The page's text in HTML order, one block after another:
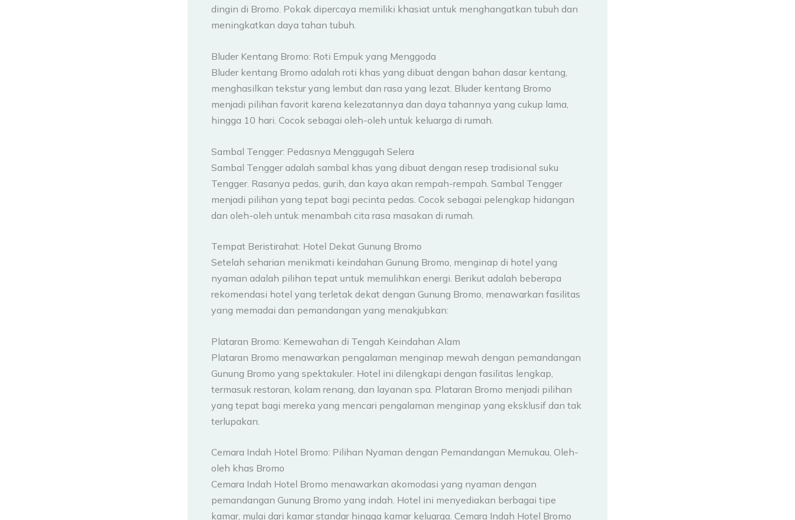
dingin di Bromo. Pokak dipercaya memiliki khasiat untuk menghangatkan tubuh dan
meningkatkan daya tahan tubuh.
Bluder Kentang Bromo: Roti Empuk yang Menggoda
Bluder kentang Bromo adalah roti khas yang dibuat dengan bahan dasar kentang,
menghasilkan tekstur yang lembut dan rasa yang lezat. Bluder kentang Bromo
menjadi pilihan favorit karena kelezatannya dan daya tahannya yang cukup lama,
hingga 10 hari. Cocok sebagai oleh-oleh untuk keluarga di rumah.
Sambal Tengger: Pedasnya Menggugah Selera
Sambal Tengger adalah sambal khas yang dibuat dengan resep tradisional suku
Tengger. Rasanya pedas, gurih, dan kaya akan rempah-rempah. Sambal Tengger
menjadi pilihan yang tepat bagi pecinta pedas. Cocok sebagai pelengkap hidangan
dan oleh-oleh untuk menambah cita rasa masakan di rumah.
Tempat Beristirahat: Hotel Dekat Gunung Bromo
Setelah seharian menikmati keindahan Gunung Bromo, menginap di hotel yang
nyaman adalah pilihan tepat untuk memulihkan energi. Berikut adalah beberapa
rekomendasi hotel yang terletak dekat dengan Gunung Bromo, menawarkan fasilitas
yang memadai dan pemandangan yang menakjubkan:
Plataran Bromo: Kemewahan di Tengah Keindahan Alam
Plataran Bromo menawarkan pengalaman menginap mewah dengan pemandangan
Gunung Bromo yang spektakuler. Hotel ini dilengkapi dengan fasilitas lengkap,
termasuk restoran, kolam renang, dan layanan spa. Plataran Bromo menjadi pilihan
yang tepat bagi mereka yang mencari pengalaman menginap yang eksklusif dan tak
terlupakan.
Cemara Indah Hotel Bromo: Pilihan Nyaman dengan Pemandangan Memukau, Oleh-
oleh khas Bromo
Cemara Indah Hotel Bromo menawarkan akomodasi yang nyaman dengan
pemandangan Gunung Bromo yang indah. Hotel ini menyediakan berbagai tipe
kamar, mulai dari kamar standar hingga kamar keluarga. Cemara Indah Hotel Bromo